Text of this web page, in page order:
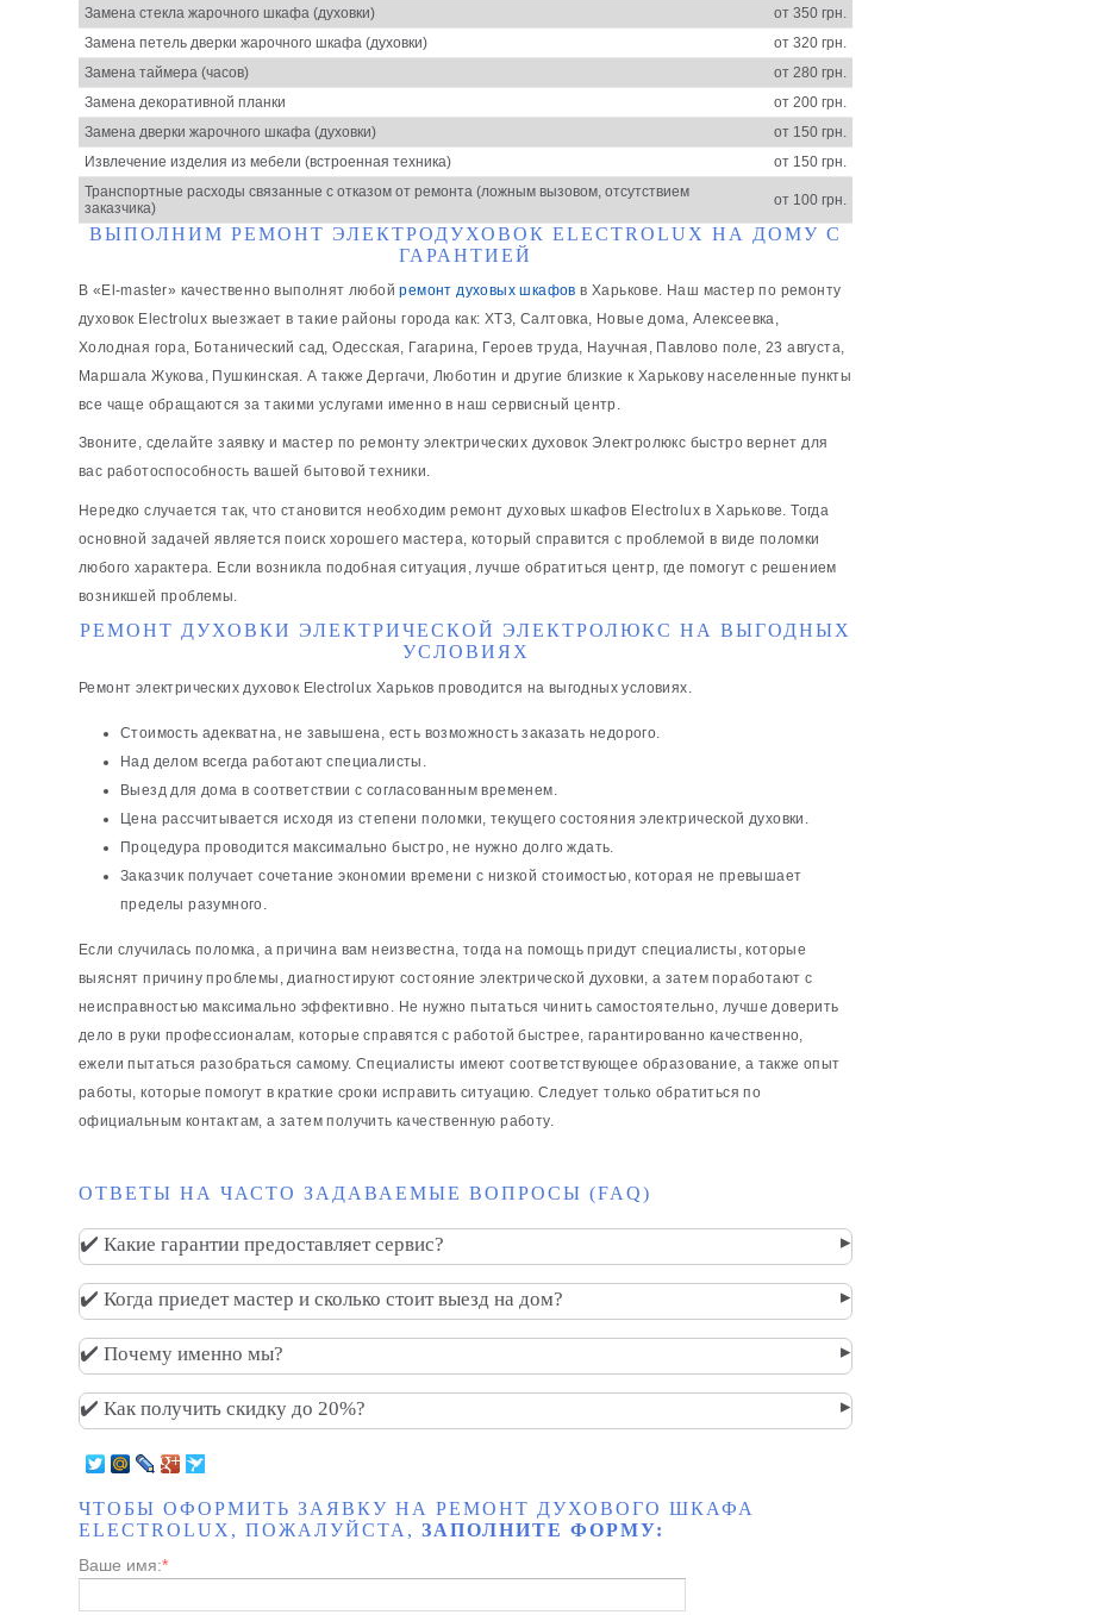
Замена стекла жарочного шкафа (духовки)
от 350 грн.
Замена петель дверки жарочного шкафа (духовки)
от 320 грн.
Замена таймера (часов)
от 280 грн.
Замена декоративной планки
от 200 грн.
Замена дверки жарочного шкафа (духовки)
от 150 грн.
Извлечение изделия из мебели (встроенная техника)
от 150 грн.
Транспортные расходы связанные с отказом от ремонта (ложным вызовом, отсутствием
заказчика)
от 100 грн.
ВЫПОЛНИМ РЕМОНТ ЭЛЕКТРОДУХОВОК ELECTROLUX НА ДОМУ С
ГАРАНТИЕЙ
В «El-master» качественно выполнят любойремонт духовых шкафов в Харькове. Наш мастер по ремонту
духовок Electrolux выезжает в такие районы города как: ХТЗ, Салтовка, Новые дома, Алексеевка,
Холодная гора, Ботанический сад, Одесская, Гагарина, Героев труда, Научная, Павлово поле, 23 августа,
Маршала Жукова, Пушкинская. А также Дергачи, Люботин и другие близкие к Харькову населенные пункты
все чаще обращаются за такими услугами именно в наш сервисный центр.
Звоните, сделайте заявку и мастер по ремонту электрических духовок Электролюкс быстро вернет для
вас работоспособность вашей бытовой техники.
Нередко случается так, что становится необходим ремонт духовых шкафов Electrolux в Харькове. Тогда
основной задачей является поиск хорошего мастера, который справится с проблемой в виде поломки
любого характера. Если возникла подобная ситуация, лучше обратиться центр, где помогут с решением
возникшей проблемы.
РЕМОНТ ДУХОВКИ ЭЛЕКТРИЧЕСКОЙ ЭЛЕКТРОЛЮКС НА ВЫГОДНЫХ
УСЛОВИЯХ
Ремонт электрических духовок Electrolux Харьков проводится на выгодных условиях.
Стоимость адекватна, не завышена, есть возможность заказать недорого.
Над делом всегда работают специалисты.
Выезд для дома в соответствии с согласованным временем.
Цена рассчитывается исходя из степени поломки, текущего состояния электрической духовки.
Процедура проводится максимально быстро, не нужно долго ждать.
Заказчик получает сочетание экономии времени с низкой стоимостью, которая не превышает
пределы разумного.
Если случилась поломка, а причина вам неизвестна, тогда на помощь придут специалисты, которые
выяснят причину проблемы, диагностируют состояние электрической духовки, а затем поработают с
неисправностью максимально эффективно. Не нужно пытаться чинить самостоятельно, лучше доверить
дело в руки профессионалам, которые справятся с работой быстрее, гарантированно качественно,
ежели пытаться разобраться самому. Специалисты имеют соответствующее образование, а также опыт
работы, которые помогут в краткие сроки исправить ситуацию. Следует только обратиться по
официальным контактам, а затем получить качественную работу.
ОТВЕТЫ НА ЧАСТО ЗАДАВАЕМЫЕ ВОПРОСЫ (FAQ)
✔️ Какие гарантии предоставляет сервис? ▸
✔️ Когда приедет мастер и сколько стоит выезд на дом? ▸
✔️ Почему именно мы? ▸
✔️ Как получить скидку до 20%? ▸
ЧТОБЫ ОФОРМИТЬ ЗАЯВКУ НА РЕМОНТ ДУХОВОГО ШКАФА
ELECTROLUX, ПОЖАЛУЙСТА, ЗАПОЛНИТЕ ФОРМУ:
Ваше имя:*